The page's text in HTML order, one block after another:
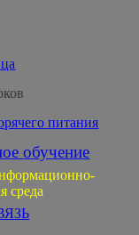
питания
обучение
среда